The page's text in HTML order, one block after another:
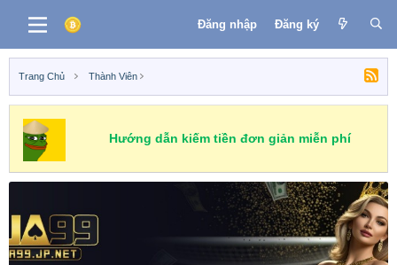
Đăng nhập Đăng ký
Trang Chủ Thành Viên
Hướng dẫn kiếm tiền đơn giản miễn phí